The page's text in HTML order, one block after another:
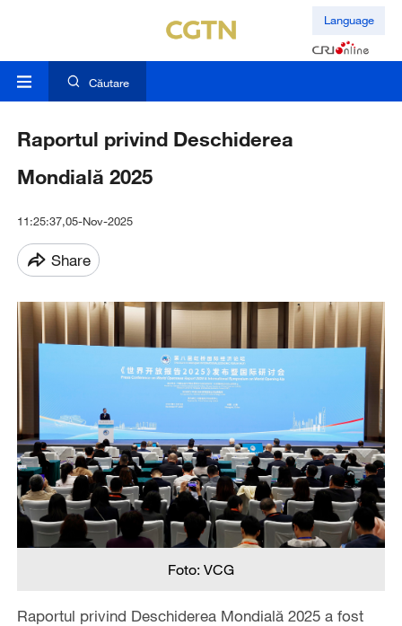
Language
Căutare
Raportul privind Deschiderea
Mondială 2025
11:25:37,05-Nov-2025
Share
Foto: VCG
Raportul privind Deschiderea Mondială 2025 a fost